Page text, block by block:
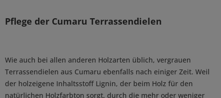
Pflege der Cumaru Terrassendielen
Wie auch bei allen anderen Holzarten üblich, vergrauen
Terrassendielen aus Cumaru ebenfalls nach einiger Zeit. Weil
der holzeigene Inhaltsstoff Lignin, der beim Holz für den
natürlichen Holzfarbton sorgt, durch die mehr oder weniger